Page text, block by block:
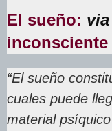
El sueño:
inconsciente
“El sueño
cuales puede
material